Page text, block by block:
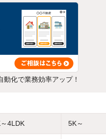
化で業務効率アップ！
4LDK 5K～